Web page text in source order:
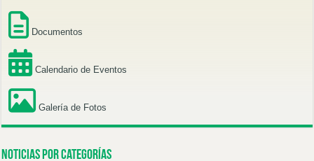
Documentos
Calendario de Eventos
Galería de Fotos
Noticias por categorías